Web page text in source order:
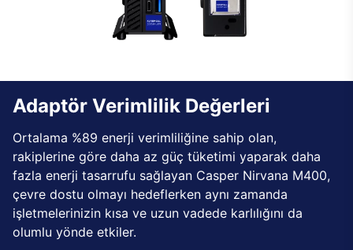
Adaptör Verimlilik Değerleri
Ortalama %89 enerji verimliliğine sahip olan,
rakiplerine göre daha az güç tüketimi yaparak daha
fazla enerji tasarrufu sağlayan Casper Nirvana M400,
çevre dostu olmayı hedeflerken aynı zamanda
işletmelerinizin kısa ve uzun vadede karlılığını da
olumlu yönde etkiler.